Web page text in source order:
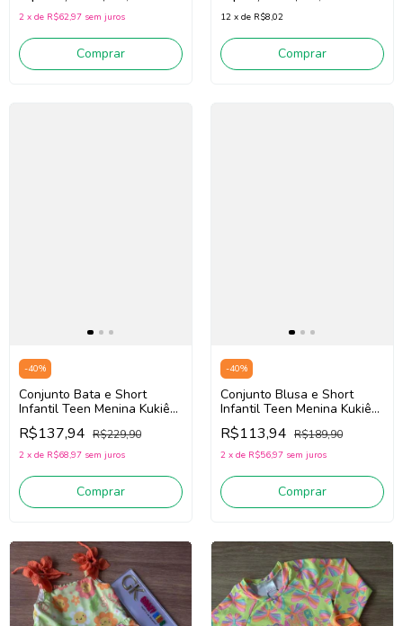
2 x de R$62,97 sem juros
Comprar
12 x de R$8,02
Comprar
-40%
Conjunto Bata e Short
Infantil Teen Menina Kukiê
84901 (Off White/Lilás)
R$137,94 R$229,90
2 x de R$68,97 sem juros
Comprar
-40%
Conjunto Blusa e Short
Infantil Teen Menina Kukiê
83993 (Off White/Rosa)
R$113,94 R$189,90
2 x de R$56,97 sem juros
Comprar